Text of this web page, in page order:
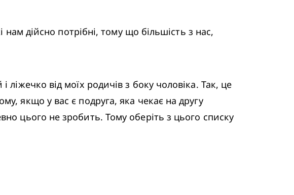
якщо у вас є подруга, яка чекає на другу
цього не зробить. Тому оберіть з цього списку